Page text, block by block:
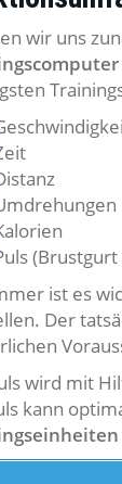
wir uns
ist es
Der
wird mit
kann